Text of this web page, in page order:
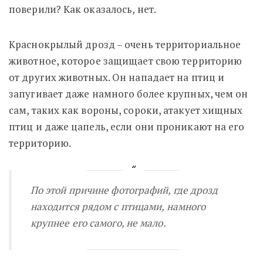
поверили? Как оказалось, нет.
Краснокрылый дрозд – очень территориальное
животное, которое защищает свою территорию
от других животных. Он нападает на птиц и
запугивает даже намного более крупных, чем он
сам, таких как вороны, сороки, атакует хищных
птиц и даже цапель, если они проникают на его
территорию.
По этой причине фотографий, где дрозд
находится рядом с птицами, намного
крупнее его самого, не мало.